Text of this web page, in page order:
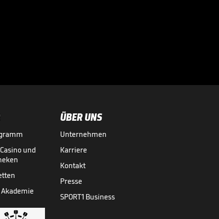
und
Akademie
ÜBER UNS
Unternehmen
Karriere
Kontakt
Presse
SPORT1 Business